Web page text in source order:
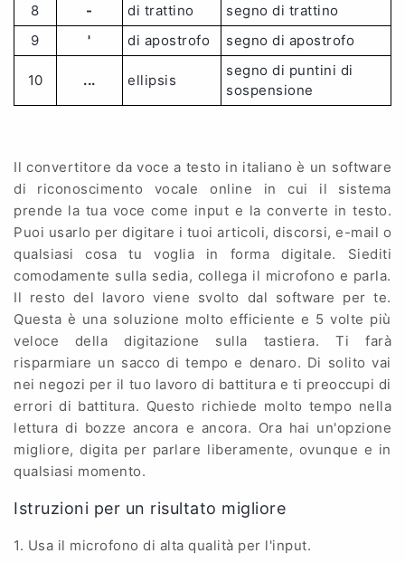
8 - di trattino
segno di trattino
9
' di apostrofo segno di apostrofo
10 ... ellipsis
segno di puntini di
sospensione
Il convertitore da voce a testo in italiano è un software
di riconoscimento vocale online in cui il sistema
prende la tua voce come input e la converte in testo.
Puoi usarlo per digitare i tuoi articoli, discorsi, e-mail o
qualsiasi cosa tu voglia in forma digitale. Siediti
comodamente sulla sedia, collega il microfono e parla.
Il resto del lavoro viene svolto dal software per te.
Questa è una soluzione molto efficiente e 5 volte più
veloce della digitazione sulla tastiera. Ti farà
risparmiare un sacco di tempo e denaro. Di solito vai
nei negozi per il tuo lavoro di battitura e ti preoccupi di
errori di battitura. Questo richiede molto tempo nella
lettura di bozze ancora e ancora. Ora hai un'opzione
migliore, digita per parlare liberamente, ovunque e in
qualsiasi momento.
Istruzioni per un risultato migliore
1. Usa il microfono di alta qualità per l'input.